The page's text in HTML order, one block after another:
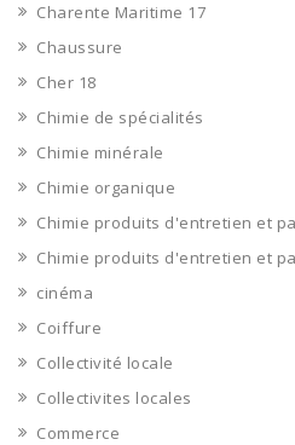
Charente Maritime 17
Chaussure
Cher 18
Chimie de spécialités
Chimie minérale
Chimie organique
Chimie produits d'entretien et
Chimie produits d'entretien et
cinéma
Coiffure
Collectivité locale
Collectivites locales
Commerce